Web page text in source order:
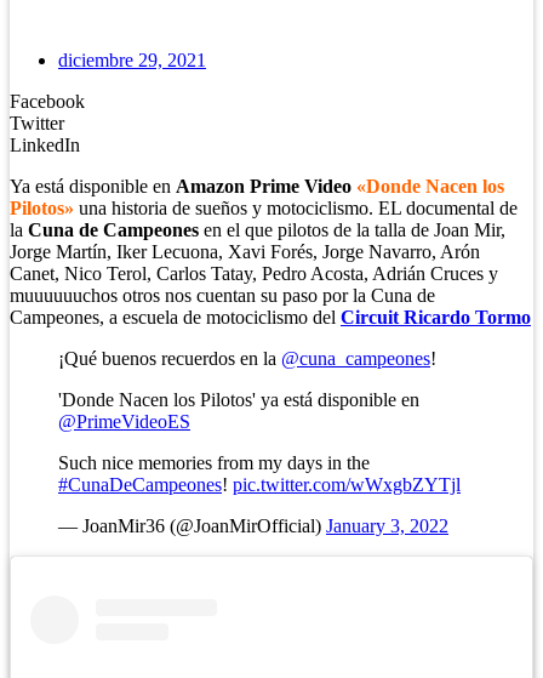
diciembre 29, 2021
Facebook
Twitter
LinkedIn
Ya está disponible en Amazon Prime Video «Donde Nacen los
Pilotos» una historia de sueños y motociclismo. EL documental de
la Cuna de Campeones en el que pilotos de la talla de Joan Mir,
Jorge Martín, Iker Lecuona, Xavi Forés, Jorge Navarro, Arón
Canet, Nico Terol, Carlos Tatay, Pedro Acosta, Adrián Cruces y
muuuuuuchos otros nos cuentan su paso por la Cuna de
Campeones, a escuela de motociclismo del Circuit Ricardo Tormo
¡Qué buenos recuerdos en la @cuna_campeones!
'Donde Nacen los Pilotos' ya está disponible en
@PrimeVideoES
Such nice memories from my days in the
#CunaDeCampeones! pic.twitter.com/wWxgbZYTjl
— JoanMir36 (@JoanMirOfficial) January 3, 2022